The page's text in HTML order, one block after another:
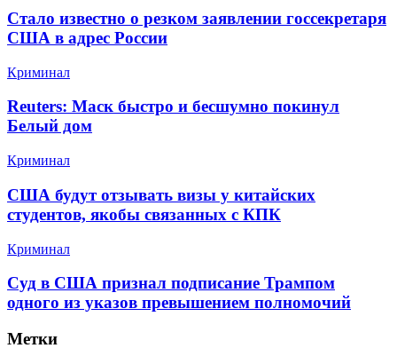
Стало известно о резком заявлении госсекретаря
США в адрес России
Криминал
Reuters: Маск быстро и бесшумно покинул
Белый дом
Криминал
США будут отзывать визы у китайских
студентов, якобы связанных с КПК
Криминал
Суд в США признал подписание Трампом
одного из указов превышением полномочий
Метки